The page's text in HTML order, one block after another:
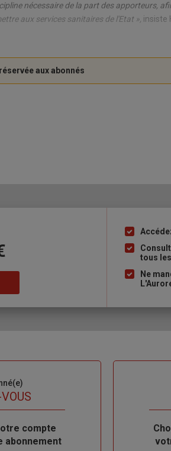
nécessaire de la part des apporteurs,
aux services sanitaires de l'Etat », insiste
Liste
à
pucetous
Ne
compte
abonnement
Body